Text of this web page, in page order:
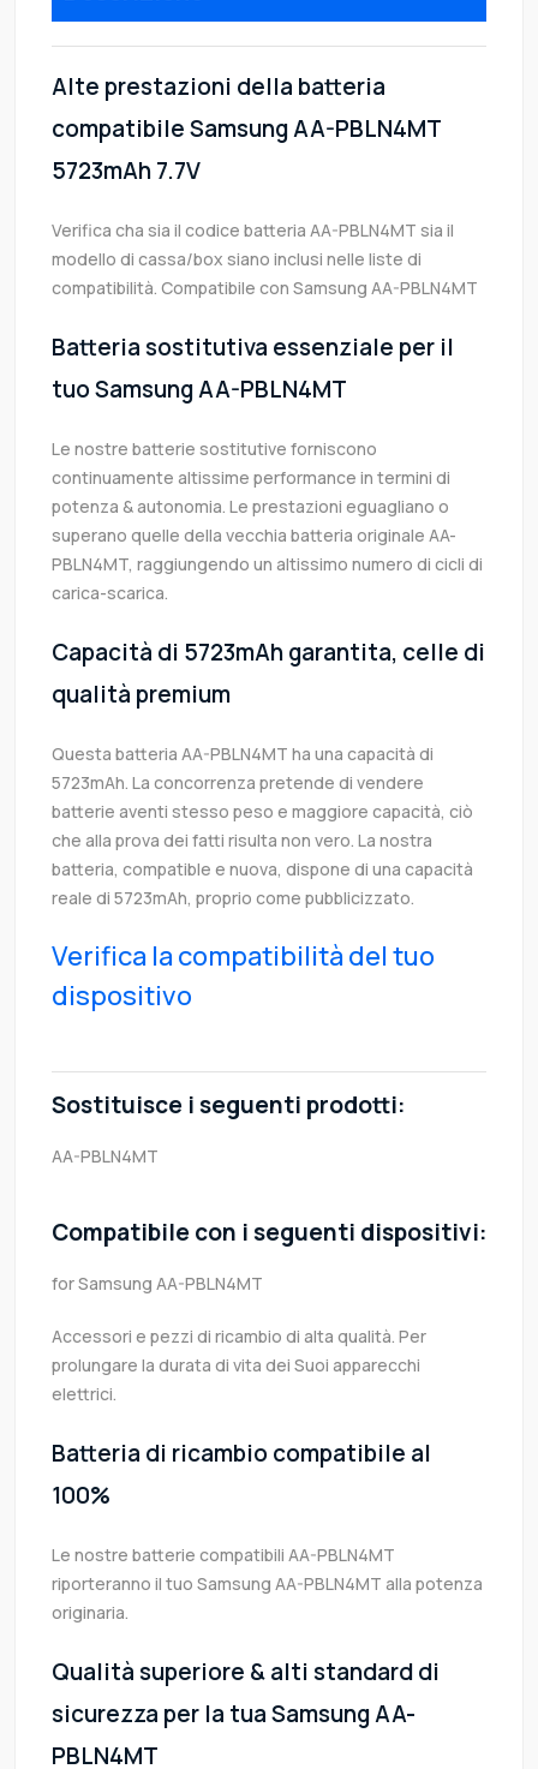
Alte prestazioni della batteria
compatibile Samsung AA-PBLN4MT
5723mAh 7.7V
Verifica cha sia il codice batteria AA-PBLN4MT sia il
modello di cassa/box siano inclusi nelle liste di
compatibilità. Compatibile con Samsung AA-PBLN4MT
Batteria sostitutiva essenziale per il
tuo Samsung AA-PBLN4MT
Le nostre batterie sostitutive forniscono
continuamente altissime performance in termini di
potenza & autonomia. Le prestazioni eguagliano o
superano quelle della vecchia batteria originale AA-
PBLN4MT, raggiungendo un altissimo numero di cicli di
carica-scarica.
Capacità di 5723mAh garantita, celle di
qualità premium
Questa batteria AA-PBLN4MT ha una capacità di
5723mAh. La concorrenza pretende di vendere
batterie aventi stesso peso e maggiore capacità, ciò
che alla prova dei fatti risulta non vero. La nostra
batteria, compatible e nuova, dispone di una capacità
reale di 5723mAh, proprio come pubblicizzato.
Verifica la compatibilità del tuo
dispositivo
Sostituisce i seguenti prodotti:
AA-PBLN4MT
Compatibile con i seguenti dispositivi:
for Samsung AA-PBLN4MT
Accessori e pezzi di ricambio di alta qualità. Per
prolungare la durata di vita dei Suoi apparecchi
elettrici.
Batteria di ricambio compatibile al
100%
Le nostre batterie compatibili AA-PBLN4MT
riporteranno il tuo Samsung AA-PBLN4MT alla potenza
originaria.
Qualità superiore & alti standard di
sicurezza per la tua Samsung AA-
PBLN4MT